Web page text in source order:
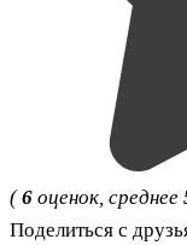
(6 оценок, среднее
Поделиться с